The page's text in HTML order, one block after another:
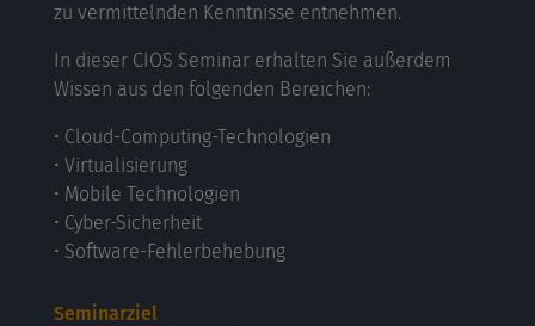
zu vermittelnden Kenntnisse entnehmen.
In dieser CIOS Seminar erhalten Sie außerdem
Wissen aus den folgenden Bereichen:
• Cloud-Computing-Technologien
• Virtualisierung
• Mobile Technologien
• Cyber-Sicherheit
• Software-Fehlerbehebung
Seminarziel